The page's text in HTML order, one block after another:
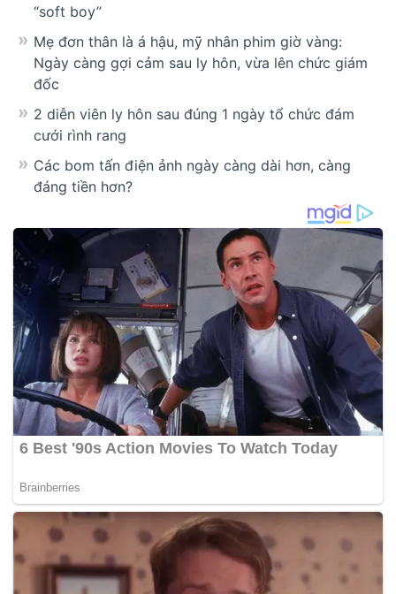
“soft boy”
Mẹ đơn thân là á hậu, mỹ nhân phim giờ vàng:
Ngày càng gợi cảm sau ly hôn, vừa lên chức giám
đốc
2 diễn viên ly hôn sau đúng 1 ngày tổ chức đám
cưới rình rang
Các bom tấn điện ảnh ngày càng dài hơn, càng
đáng tiền hơn?